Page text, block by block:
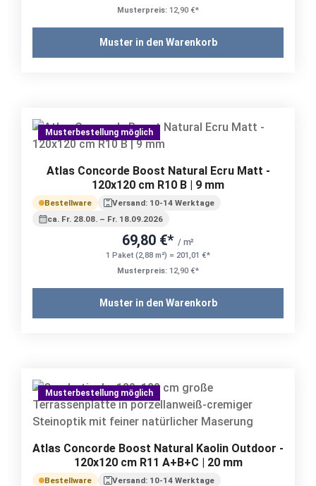
Musterpreis: 12,90 €*
Muster in den Warenkorb
Musterbestellung möglich
Atlas Concorde Boost Natural Ecru Matt -
120x120 cm R10 B | 9 mm
Bestellware
Versand: 10-14 Werktage
ca. Fr. 28.08. – Fr. 18.09.2026
69,80 €* / m²
1 Paket (2,88 m²) = 201,01 €*
Musterpreis: 12,90 €*
Muster in den Warenkorb
Musterbestellung möglich
Atlas Concorde Boost Natural Kaolin Outdoor -
120x120 cm R11 A+B+C | 20 mm
Bestellware
Versand: 10-14 Werktage